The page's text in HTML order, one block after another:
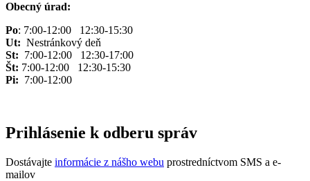
Obecný úrad:
Po: 7:00-12:00 12:30-15:30
Ut: Nestránkový deň
St: 7:00-12:00 12:30-17:00
Št: 7:00-12:00 12:30-15:30
Pi: 7:00-12:00
Prihlásenie k odberu správ
Dostávajte informácie z nášho webu prostredníctvom SMS a e-
mailov